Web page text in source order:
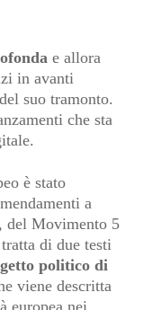
e allora
in avanti
suo tramonto.
che sta
è stato
a
del Movimento 5
di due testi
politico di
viene descritta
europea nei